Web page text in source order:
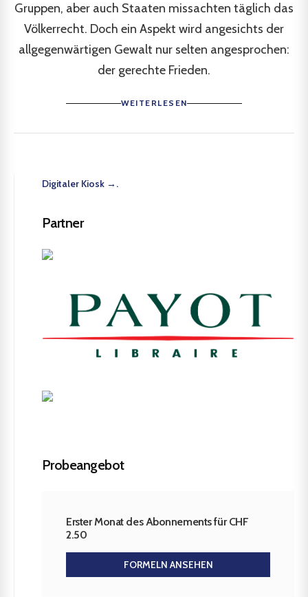
Gruppen, aber auch Staaten missachten täglich das
Völkerrecht. Doch ein Aspekt wird angesichts der
allgegenwärtigen Gewalt nur selten angesprochen:
der gerechte Frieden.
WEITERLESEN
Digitaler Kiosk →.
Partner
Probeangebot
Erster Monat des Abonnements für CHF
2.50
FORMELN ANSEHEN